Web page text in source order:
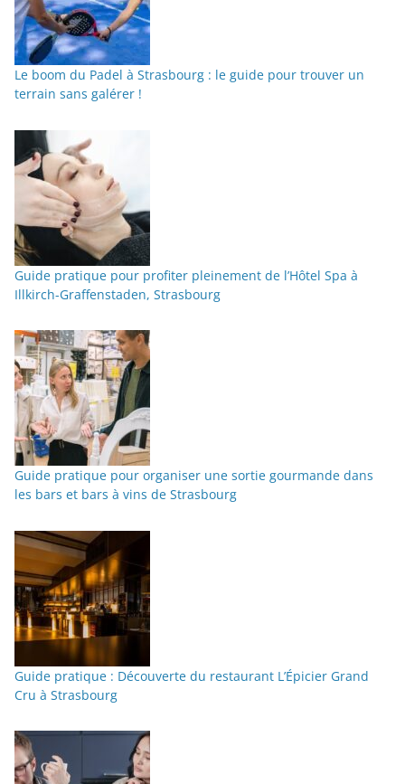
Le boom du Padel à Strasbourg : le guide pour trouver un
terrain sans galérer !
Guide pratique pour profiter pleinement de l’Hôtel Spa à
Illkirch-Graffenstaden, Strasbourg
Guide pratique pour organiser une sortie gourmande dans
les bars et bars à vins de Strasbourg
Guide pratique : Découverte du restaurant L’Épicier Grand
Cru à Strasbourg